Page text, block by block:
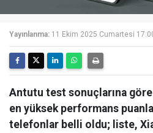
Yayınlanma: 11 Ekim 2025 Cumartesi
Antutu test sonuçlarına
en yüksek performans
telefonlar belli oldu; liste,